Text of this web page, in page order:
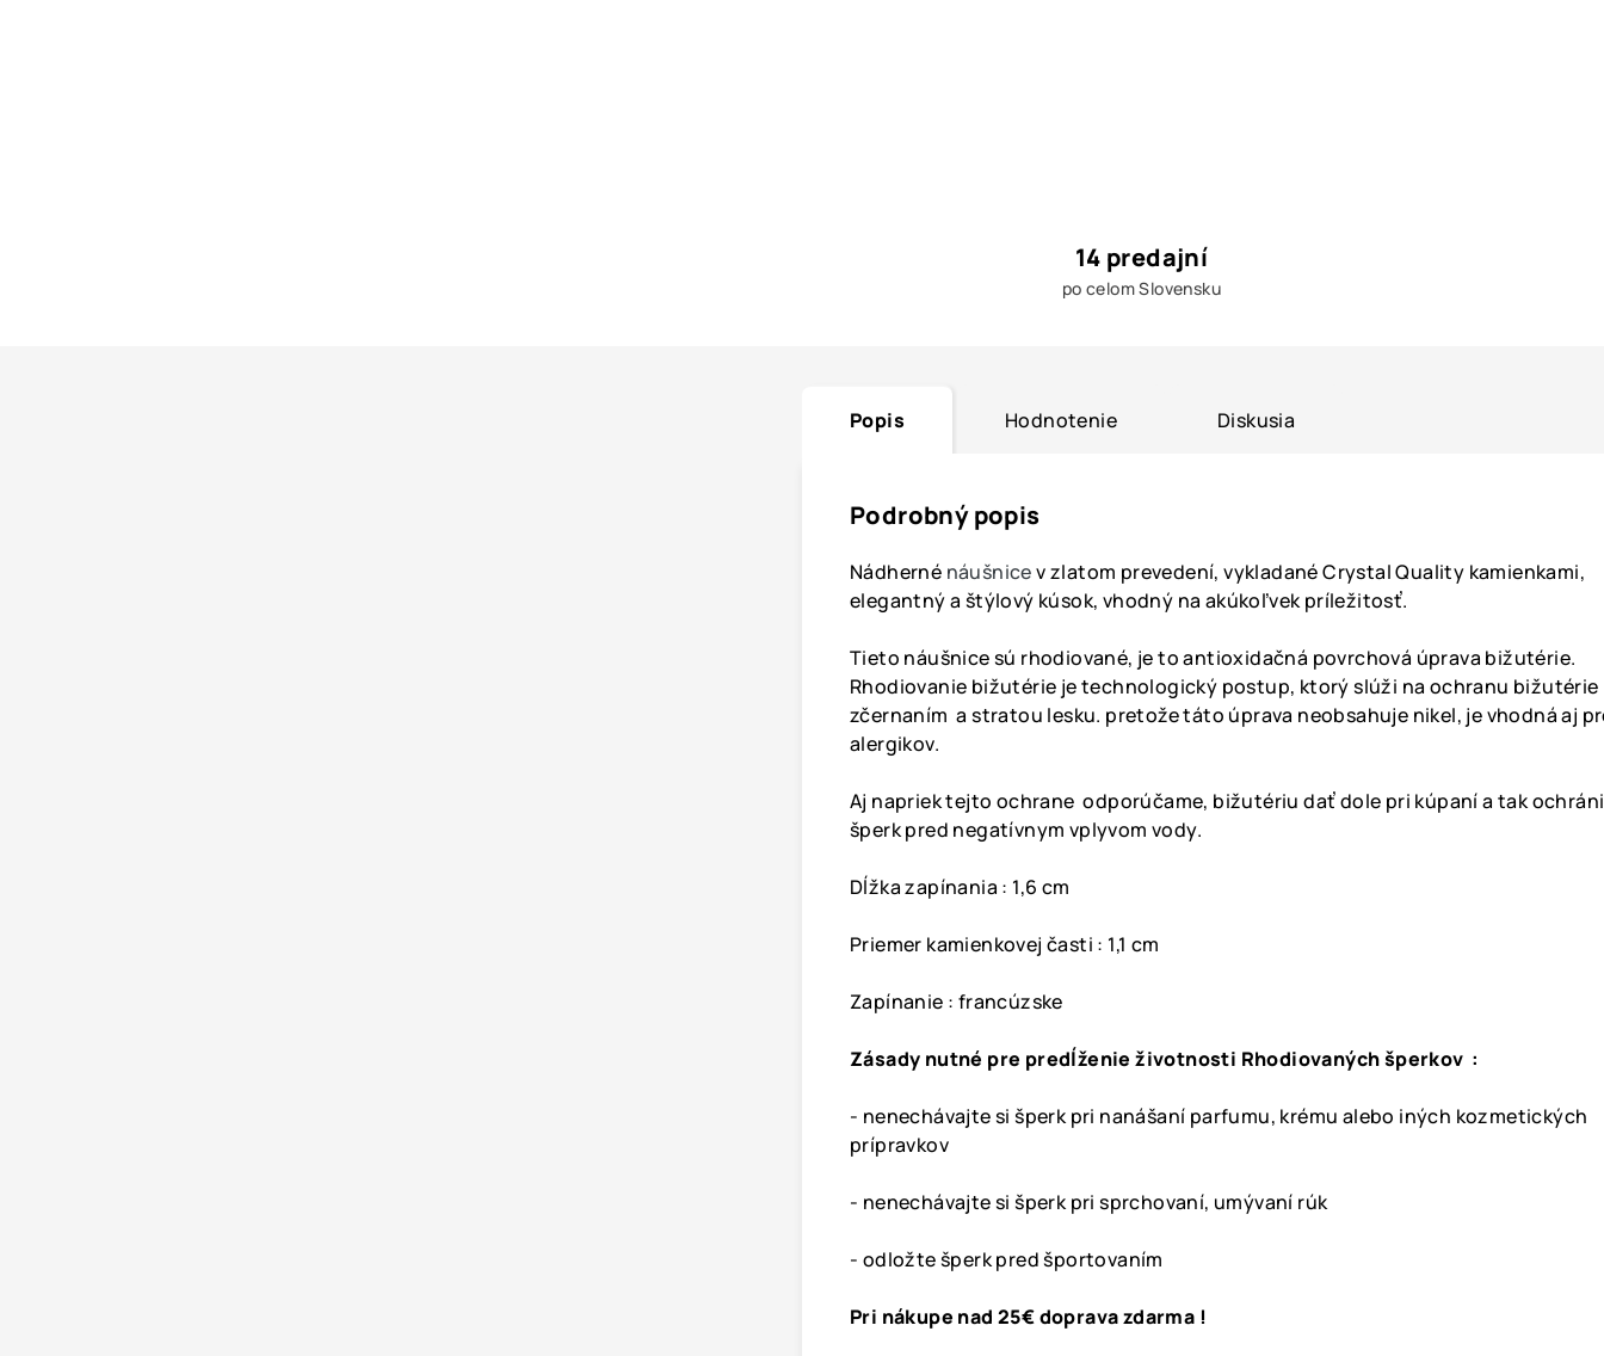
14 predajní
po celom Slovensku
Popis Hodnotenie Diskusia
Podrobný popis
Nádherné náušnicev zlatom prevedení, vykladané Crystal Quality kamienkami,
elegantný a štýlový kúsok, vhodný na akúkoľvek príležitosť.
Tieto náušnice sú rhodiované, je to antioxidačná povrchová úprava bižutérie.
Rhodiovanie bižutérie je technologický postup, ktorý slúži na ochranu bižutérie
zčernaním a stratou lesku. pretože táto úprava neobsahuje nikel, je vhodná aj
alergikov.
Aj napriek tejto ochrane odporúčame, bižutériu dať dole pri kúpaní a tak
šperk pred negatívnym vplyvom vody.
Dĺžka zapínania : 1,6 cm
Priemer kamienkovej časti : 1,1 cm
Zapínanie : francúzske
Zásady nutné pre predĺženie životnosti Rhodiovaných šperkov :
- nenechávajte si šperk pri nanášaní parfumu, krému alebo iných kozmetických
prípravkov
- nenechávajte si šperk pri sprchovaní, umývaní rúk
- odložte šperk pred športovaním
Pri nákupe nad 25€ doprava zdarma !